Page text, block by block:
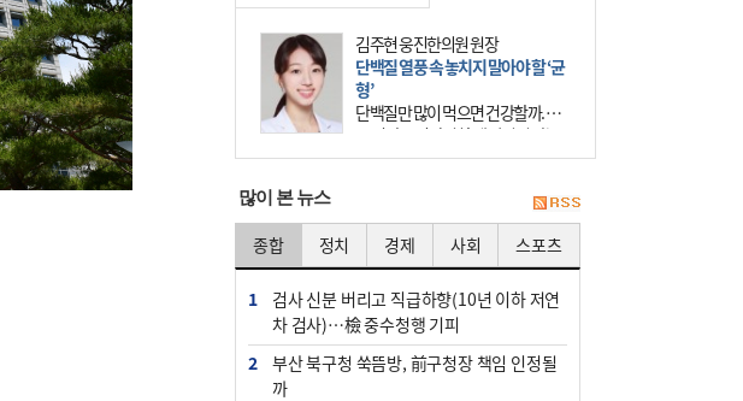
김주현 웅진한의원 원장
단백질 열풍 속 놓치지 말아야 할 ‘균
형’
단백질만 많이 먹으면 건강할까. 요
즘 건강을 이야기할 때 빠지지 않는
키워드가 단백질이다. 헬스장을 다니
많이 본 뉴스
종합 정치 경제 사회 스포츠
1
검사 신분 버리고 직급하향(10년 이하 저연
차 검사)…檢 중수청행 기피
2
부산 북구청 쑥뜸방, 前구청장 책임 인정될
까